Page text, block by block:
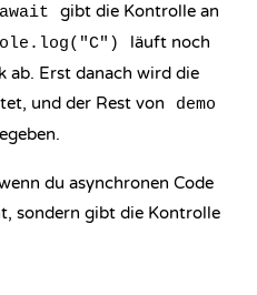
await
gibt die Kontrolle an
läuft noch
ab. Erst danach wird die
und der Rest von
demo
du asynchronen Code
sondern gibt die Kontrolle